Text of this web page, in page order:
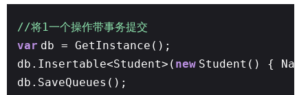
//将1一个操作带事务提交
var db = GetInstance();
db.Insertable<Student>( new Student() {
db.SaveQueues();